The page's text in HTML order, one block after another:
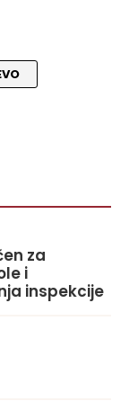
za
i
inspekcije